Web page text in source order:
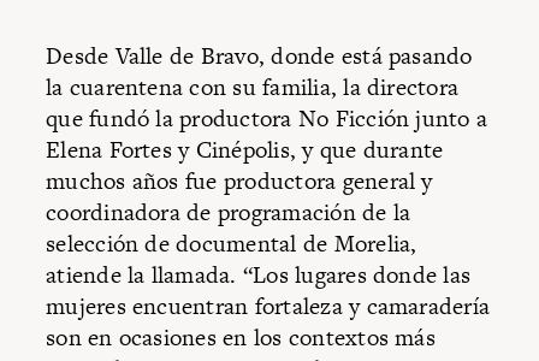
Desde Valle de Bravo, donde está pasando
la cuarentena con su familia, la directora
que fundó la productora No Ficción junto a
Elena Fortes y Cinépolis, y que durante
muchos años fue productora general y
coordinadora de programación de la
selección de documental de Morelia,
atiende la llamada. “Los lugares donde las
mujeres encuentran fortaleza y camaradería
son en ocasiones en los contextos más